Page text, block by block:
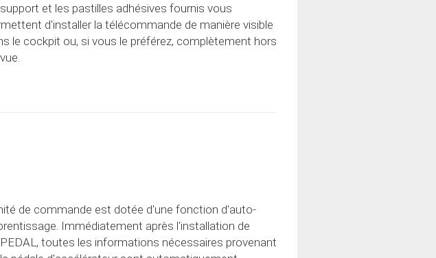
et les pastilles adhésives fournis vous
d'installer la télécommande de manière visible
le cockpit ou, si vous le préférez, complètement hors
de commande est dotée d'une fonction d'auto-
Immédiatement après l'installation de
toutes les informations nécessaires provenant